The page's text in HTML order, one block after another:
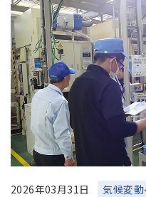
2026年03月31日
気候変